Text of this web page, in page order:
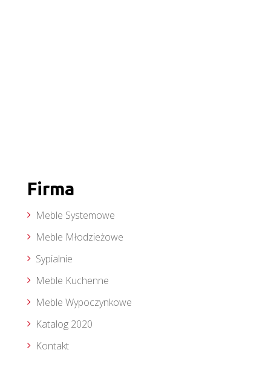
Firma
Meble Systemowe
Meble Młodzieżowe
Sypialnie
Meble Kuchenne
Meble Wypoczynkowe
Katalog 2020
Kontakt